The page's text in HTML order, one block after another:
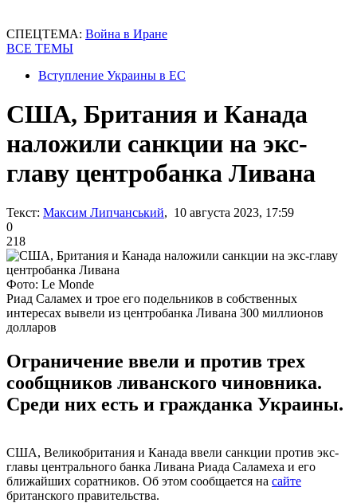
СПЕЦТЕМА: Война в Иране
ВСЕ ТЕМЫ
Вступление Украины в ЕС
США, Британия и Канада
наложили санкции на экс-
главу центробанка Ливана
Текст: Максим Липчанський, 10 августа 2023, 17:59
0
218
Фото: Le Monde
Риад Саламех и трое его подельников в собственных
интересах вывели из центробанка Ливана 300 миллионов
долларов
Ограничение ввели и против трех
сообщников ливанского чиновника.
Среди них есть и гражданка Украины.
США, Великобритания и Канада ввели санкции против экс-
главы центрального банка Ливана Риада Саламеха и его
ближайших соратников. Об этом сообщается на сайте
британского правительства.